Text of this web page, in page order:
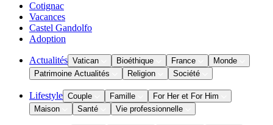
Cotignac
Vacances
Castel Gandolfo
Adoption
Actualités Vatican Bioéthique France
Monde
Patrimoine Actualités
Religion Société
Lifestyle Couple Famille
For Her et For Him
Maison
Santé Vie professionnelle